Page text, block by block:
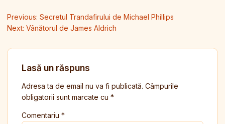
Navigare în articole
Previous: Secretul Trandafirului de Michael Phillips
Next: Vânătorul de James Aldrich
Lasă un răspuns
Adresa ta de email nu va fi publicată. Câmpurile
obligatorii sunt marcate cu *
Comentariu *